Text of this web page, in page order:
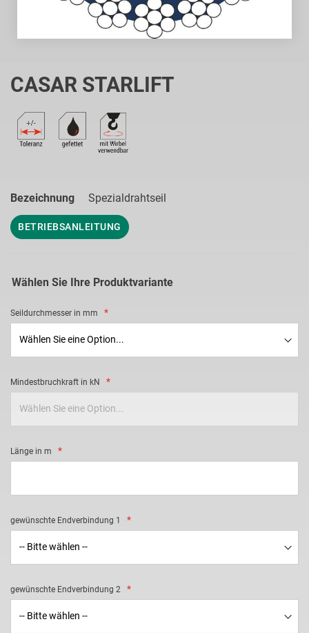
CASAR STARLIFT
Bezeichnung Spezialdrahtseil
BETRIEBSANLEITUNG
Wählen Sie Ihre Produktvariante
Seildurchmesser in mm
Mindestbruchkraft in kN
Länge in m
gewünschte Endverbindung 1
gewünschte Endverbindung 2
Anfang
der
springen